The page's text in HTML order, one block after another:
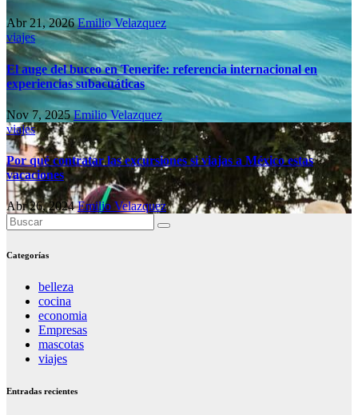
Abr 21, 2026Emilio Velazquez
viajes
El auge del buceo en Tenerife: referencia internacional en
experiencias subacuáticas
Nov 7, 2025Emilio Velazquez
viajes
Por qué contratar las excursiones si viajas a México estas
vacaciones
Abr 26, 2024Emilio Velazquez
Categorías
belleza
cocina
economia
Empresas
mascotas
viajes
Entradas recientes